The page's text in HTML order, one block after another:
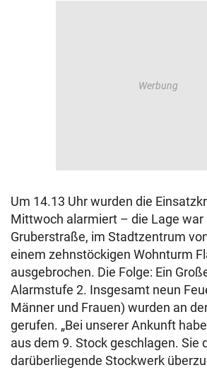
Um 14.13 Uhr wurden die
Mittwoch alarmiert – die Lage war
Gruberstraße, im Stadtzentrum
einem zehnstöckigen Wohnturm
ausgebrochen. Die Folge: Ein
Alarmstufe 2. Insgesamt neun
Männer und Frauen) wurden an
gerufen. „Bei unserer Ankunft
aus dem 9. Stock geschlagen. Sie
darüberliegende Stockwerk